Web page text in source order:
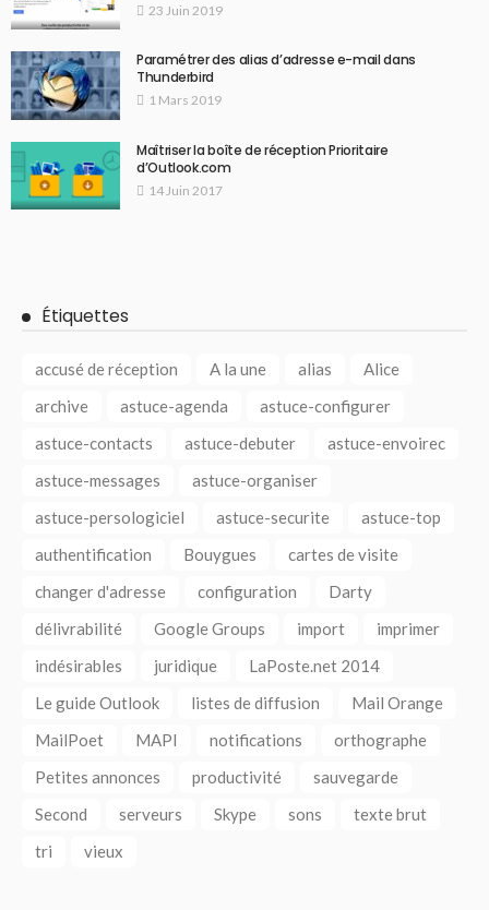
23 Juin 2019
Paramétrer des alias d’adresse e-mail dans
Thunderbird
1 Mars 2019
Maîtriser la boîte de réception Prioritaire
d’Outlook.com
14 Juin 2017
Étiquettes
accusé de réception A la une alias
Alice
archive
astuce-agenda
astuce-configurer
astuce-contacts
astuce-debuter
astuce-envoirec
astuce-messages
astuce-organiser
astuce-persologiciel
astuce-securite
astuce-top
authentification
Bouygues
cartes de visite
changer d'adresse
configuration
Darty
délivrabilité
Google Groups import
imprimer
indésirables
juridique
LaPoste.net 2014
Le guide Outlook
listes de diffusion
Mail Orange
MailPoet
MAPI notifications
orthographe
Petites annonces
productivité
sauvegarde
Second
serveurs Skype sons
texte brut
tri
vieux